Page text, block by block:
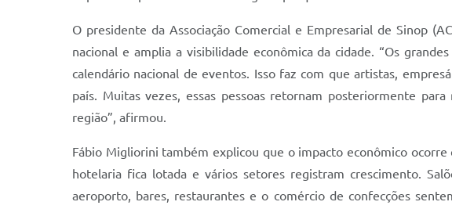
O presidente da Associação Comercial e Empresarial de Sinop
nacional e amplia a visibilidade econômica da cidade. “Os
calendário nacional de eventos. Isso faz com que artistas,
país. Muitas vezes, essas pessoas retornam posteriormente
região”, afirmou.
Fábio Migliorini também explicou que o impacto econômico
hotelaria fica lotada e vários setores registram crescimento.
aeroporto, bares, restaurantes e o comércio de confecções